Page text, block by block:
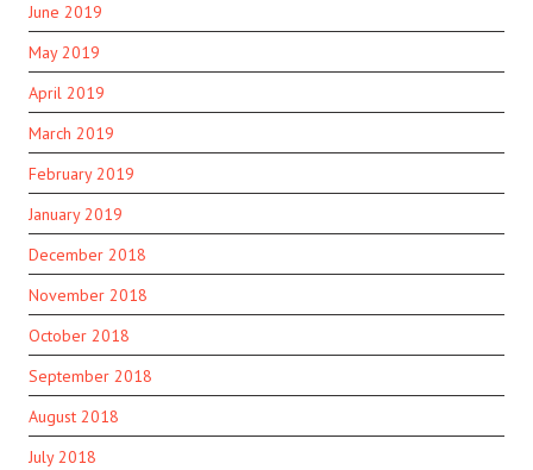
June 2019
May 2019
April 2019
March 2019
February 2019
January 2019
December 2018
November 2018
October 2018
September 2018
August 2018
July 2018